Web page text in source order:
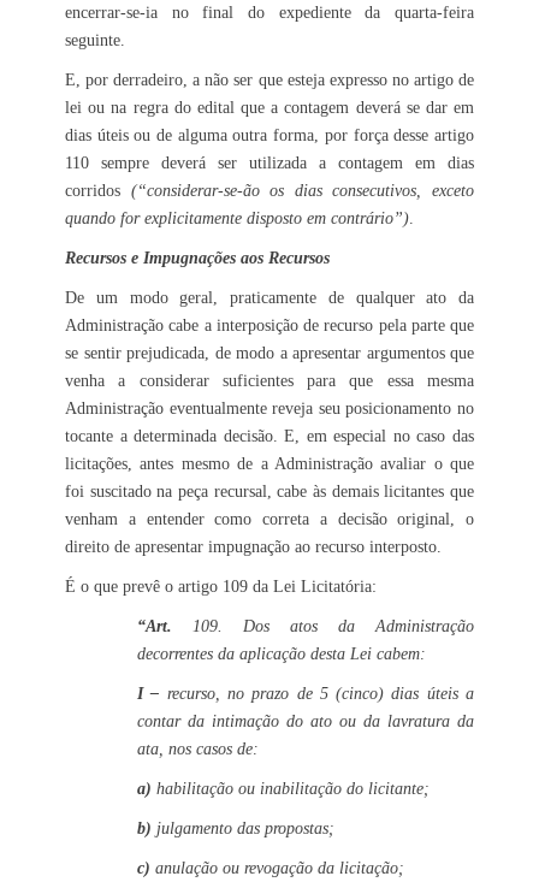
encerrar-se-ia no final do expediente da quarta-feira
seguinte.
E, por derradeiro, a não ser que esteja expresso no artigo de
lei ou na regra do edital que a contagem deverá se dar em
dias úteis ou de alguma outra forma, por força desse artigo
110 sempre deverá ser utilizada a contagem em dias
corridos (“considerar-se-ão os dias consecutivos, exceto
quando for explicitamente disposto em contrário”).
Recursos e Impugnações aos Recursos
De um modo geral, praticamente de qualquer ato da
Administração cabe a interposição de recurso pela parte que
se sentir prejudicada, de modo a apresentar argumentos que
venha a considerar suficientes para que essa mesma
Administração eventualmente reveja seu posicionamento no
tocante a determinada decisão. E, em especial no caso das
licitações, antes mesmo de a Administração avaliar o que
foi suscitado na peça recursal, cabe às demais licitantes que
venham a entender como correta a decisão original, o
direito de apresentar impugnação ao recurso interposto.
É o que prevê o artigo 109 da Lei Licitatória:
“Art. 109. Dos atos da Administração
decorrentes da aplicação desta Lei cabem:
I – recurso, no prazo de 5 (cinco) dias úteis a
contar da intimação do ato ou da lavratura da
ata, nos casos de:
a) habilitação ou inabilitação do licitante;
b) julgamento das propostas;
c) anulação ou revogação da licitação;